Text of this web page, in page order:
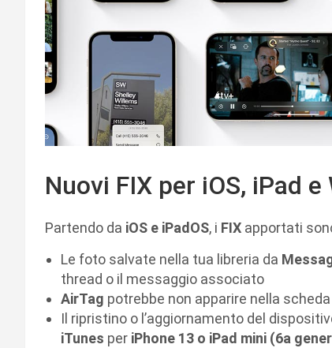
Nuovi FIX per iOS, iPad e
Partendo da iOS e iPadOS, i FIX apportati
Le foto salvate nella tua libreria da
thread o il messaggio associato
AirTag potrebbe non apparire nella
Il ripristino o l’aggiornamento del
iTunes per iPhone 13 o iPad mini (6a